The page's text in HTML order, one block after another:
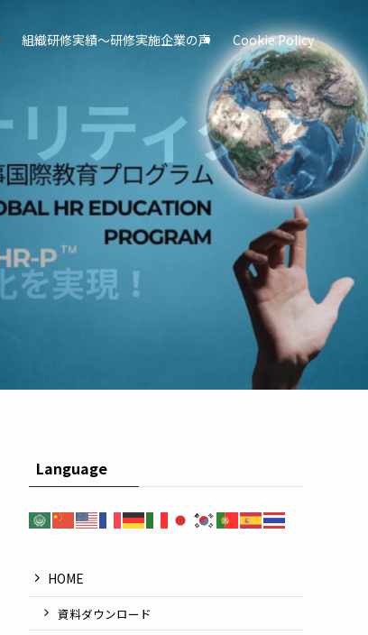
組織研修実績〜研修実施企業の声 Cookie Policy
Language
HOME
資料ダウンロード